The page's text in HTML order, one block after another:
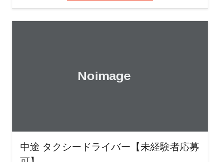
中途 タクシードライバー【未経験者応募